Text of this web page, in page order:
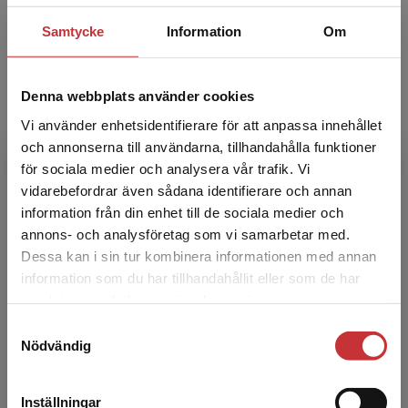
Samtycke Information Om
Denna webbplats använder cookies
Vi använder enhetsidentifierare för att anpassa innehållet
och annonserna till användarna, tillhandahålla funktioner
för sociala medier och analysera vår trafik. Vi
vidarebefordrar även sådana identifierare och annan
information från din enhet till de sociala medier och
annons- och analysföretag som vi samarbetar med.
Dessa kan i sin tur kombinera informationen med annan
information som du har tillhandahållit eller som de har
Nödvändig
Inställningar
Begränsad fraktregion
Det verkar som att du besöker
studentlitteratur.se via en enhet utanför Sverige.
Vi erbjuder inte leveranser utanför Sverige. För
att kunna slutföra ett köp måste
Tina Forsberg är docent och lektor i
omstruktureringar och betydelsen för v...
Erik Berntson
Erik Berntson är professor i ledarskap och
ledning vid Försvarshögskolan. Han forskar om
förutsättningar för chefs- och ledarskap,